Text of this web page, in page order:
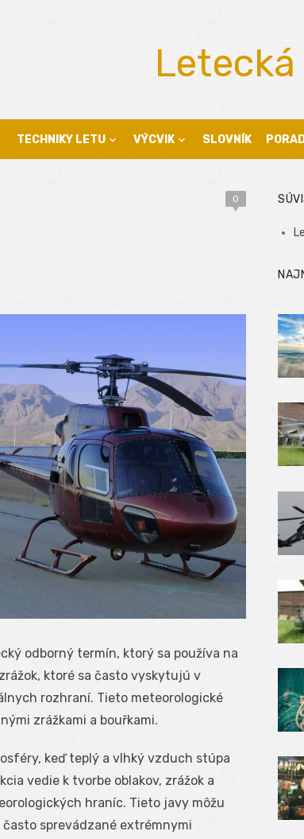
TECHNIKY LETU VÝCVIK SLOVNÍK
0
odborný termín, ktorý sa používa na
ktoré sa často vyskytujú v
rozhraní. Tieto meteorologické
zrážkami a bouřkami.
keď teplý a vlhký vzduch stúpa
vedie k tvorbe oblakov, zrážok a
hraníc. Tieto javy môžu
sprevádzané extrémnymi